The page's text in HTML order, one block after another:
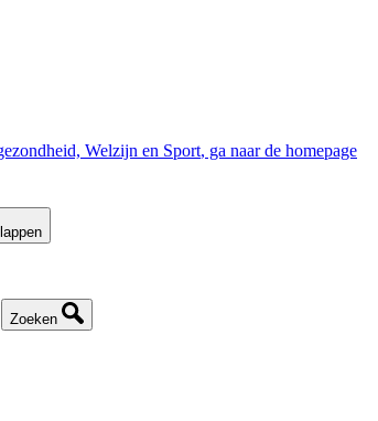
Welzijn en Sport, ga naar de homepage
Zoeken